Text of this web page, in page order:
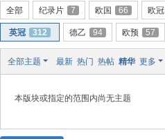
追
求
致
全部 纪录片 7 欧国 66 欧冠
英冠 312 德乙 94 欧预 57
全部主题 最新 热门 热帖 精华 更多
本版块或指定的范围内尚无主题